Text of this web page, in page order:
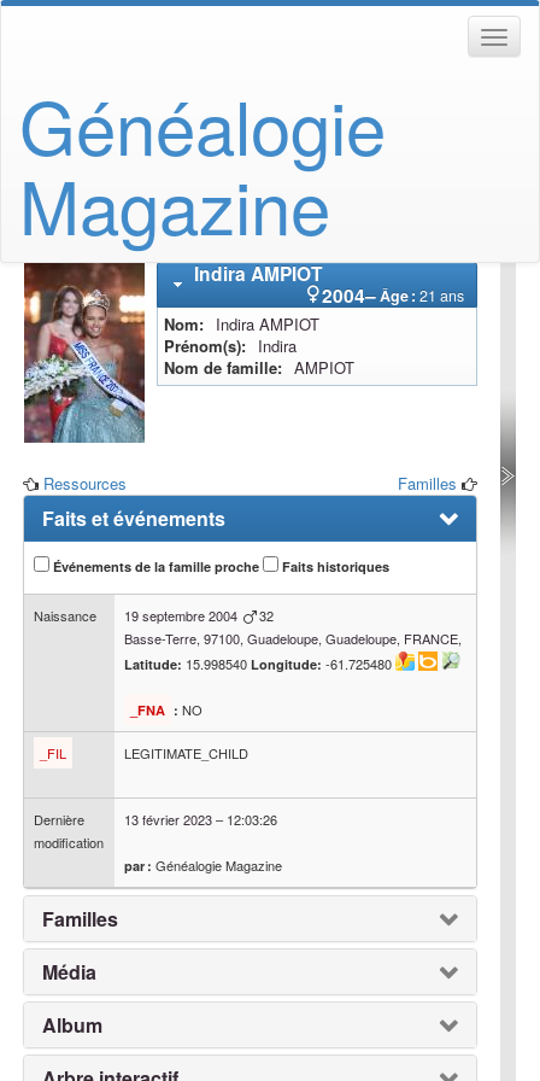
Généalogie
Magazine
IndiraAMPIOT
2004–Âge : 21 ans
Nom Indira AMPIOT
Prénom(s)
Indira
Nom de famille
AMPIOT
Ressources Familles
Faits et événements
Événements de la famille proche Faits historiques
Naissance 19 septembre 2004
32
Basse-Terre, 97100, Guadeloupe, Guadeloupe, FRANCE,
Latitude: 15.998540Longitude:-61.725480
_FNA : NO
_FIL LEGITIMATE_CHILD
Dernière
modification
13 février 2023– 12:03:26
par : Généalogie Magazine
Familles
Média
Album